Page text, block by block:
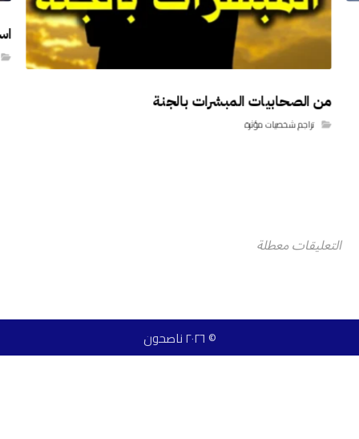
من الصحابيات المبشرات بالجنة
تراجم شخصيات مؤثرة
التعليقات معطلة
© ٢٠٢٦ ناصحون